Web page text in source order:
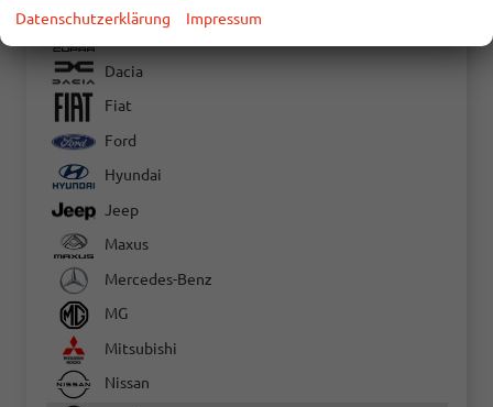
Dacia
Fiat
Ford
Hyundai
Jeep
Maxus
Mercedes-Benz
MG
Mitsubishi
Nissan
Datenschutzerklärung Impressum